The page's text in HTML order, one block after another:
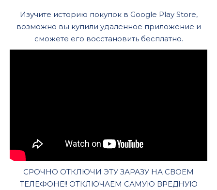
Изучите историю покупок в Google Play Store,
возможно вы купили удаленное приложение и
сможете его восстановить бесплатно.
СРОЧНО ОТКЛЮЧИ ЭТУ ЗАРАЗУ НА СВОЕМ
ТЕЛЕФОНЕ!! ОТКЛЮЧАЕМ САМУЮ ВРЕДНУЮ